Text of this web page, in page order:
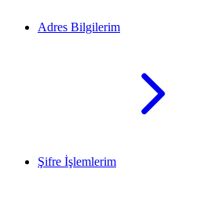
Adres Bilgilerim
Şifre İşlemlerim